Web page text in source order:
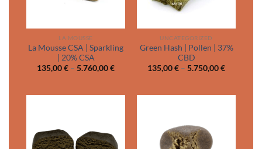
LA MOUSSE
La Mousse CSA | Sparkling
| 20% CSA
135,00€ – 5.760,00€Price
5.760,00 €
UNCATEGORIZED
Green Hash | Pollen | 37%
CBD
135,00€ – 5.750,00€Price
5.750,00 €